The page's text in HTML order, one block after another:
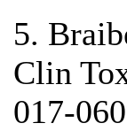
5.
Clin
017-